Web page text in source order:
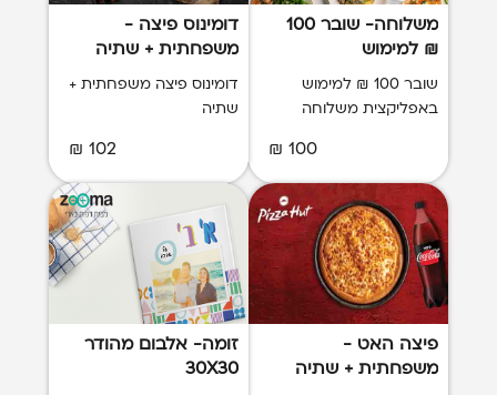
משלוחה- שובר 100
₪ למימוש
באפליקציה
שובר 100 ₪ למימוש
באפליקצית משלוחה
100 ₪
דומינוס פיצה -
משפחתית + שתיה
דומינוס פיצה משפחתית +
שתיה
102 ₪
פיצה האט -
משפחתית + שתיה
זומה- אלבום מהודר
30X30